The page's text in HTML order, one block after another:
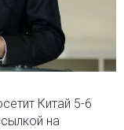
Китай 5-6
на